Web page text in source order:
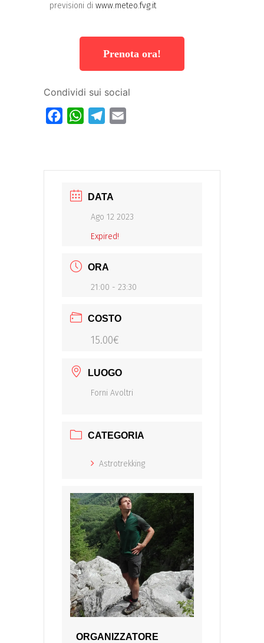
previsioni di www.meteo.fvg.it
Prenota ora!
Condividi sui social
FacebookWhatsAppTelegram
DATA
Ago 12 2023
Expired!
ORA
21:00 - 23:30
COSTO
15.00€
LUOGO
Forni Avoltri
CATEGORIA
Astrotrekking
ORGANIZZATORE